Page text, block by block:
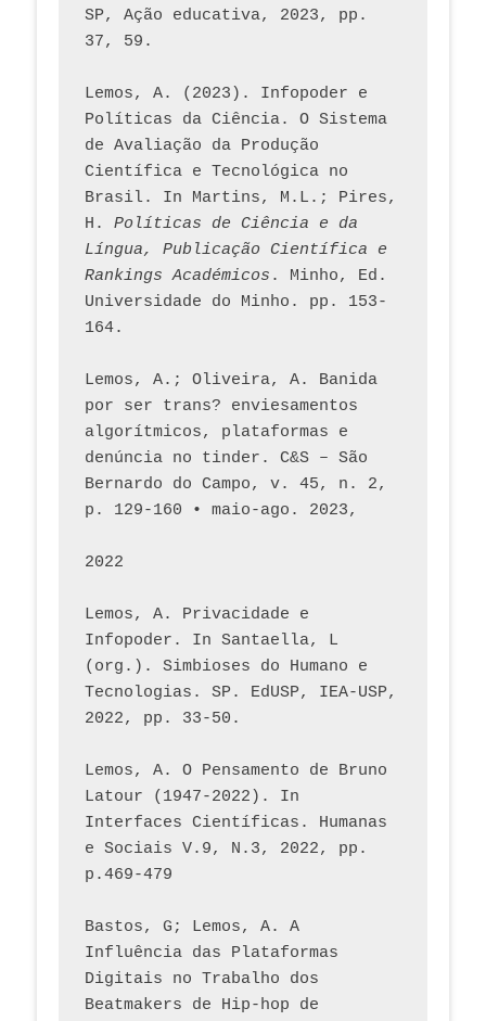
SP, Ação educativa, 2023, pp.
37, 59.
Lemos, A. (2023). Infopoder e
Políticas da Ciência. O Sistema
de Avaliação da Produção
Científica e Tecnológica no
Brasil. In Martins, M.L.; Pires,
H. Políticas de Ciência e da
Língua, Publicação Científica e
Rankings Académicos . Minho, Ed.
Universidade do Minho. pp. 153-
164.
Lemos, A.; Oliveira, A. Banida
por ser trans? enviesamentos
algorítmicos, plataformas e
denúncia no tinder. C&S – São
Bernardo do Campo, v. 45, n. 2,
p. 129-160 • maio-ago. 2023,
2022
Lemos, A. Privacidade e
Infopoder. In Santaella, L
(org.). Simbioses do Humano e
Tecnologias. SP. EdUSP, IEA-USP,
2022, pp. 33-50.
Lemos, A. O Pensamento de Bruno
Latour (1947-2022). In
Interfaces Científicas. Humanas
e Sociais V.9, N.3, 2022, pp.
p.469-479
Bastos, G; Lemos, A. A
Influência das Plataformas
Digitais no Trabalho dos
Beatmakers de Hip-hop de